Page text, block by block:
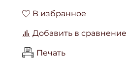
В избранное
Добавить в сравнение
Печать